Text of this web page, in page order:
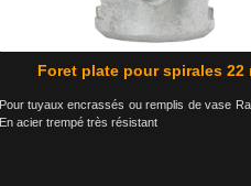
Foret plate pour spirales 22
Pour tuyaux encrassés ou remplis de vase
En acier trempé très résistant